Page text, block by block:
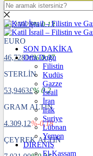
DOLAR
40,2592$% 0.13
EURO
46,7280€% 0.07
STERLİN
53,9463£% 0.2
GRAM ALTIN
4.309,12%-0,18
ÇEYREK ALTIN
SON DAKİKA
Orta Doğu
Filistin
Kudüs
Gazze
İsrail
İran
Irak
Suriye
Lübnan
Yemen
DİRENİŞ
El-Kassam